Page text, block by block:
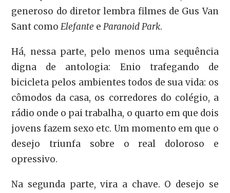
generoso do diretor lembra filmes de Gus Van
Sant comoElefante eParanoid Park.
Há, nessa parte, pelo menos uma sequência
digna de antologia: Enio trafegando de
bicicleta pelos ambientes todos de sua vida: os
cômodos da casa, os corredores do colégio, a
rádio onde o pai trabalha, o quarto em que dois
jovens fazem sexo etc. Um momento em que o
desejo triunfa sobre o real doloroso e
opressivo.
Na segunda parte, vira a chave. O desejo se